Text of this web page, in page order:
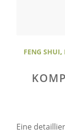
FENG SHUI,
Eine